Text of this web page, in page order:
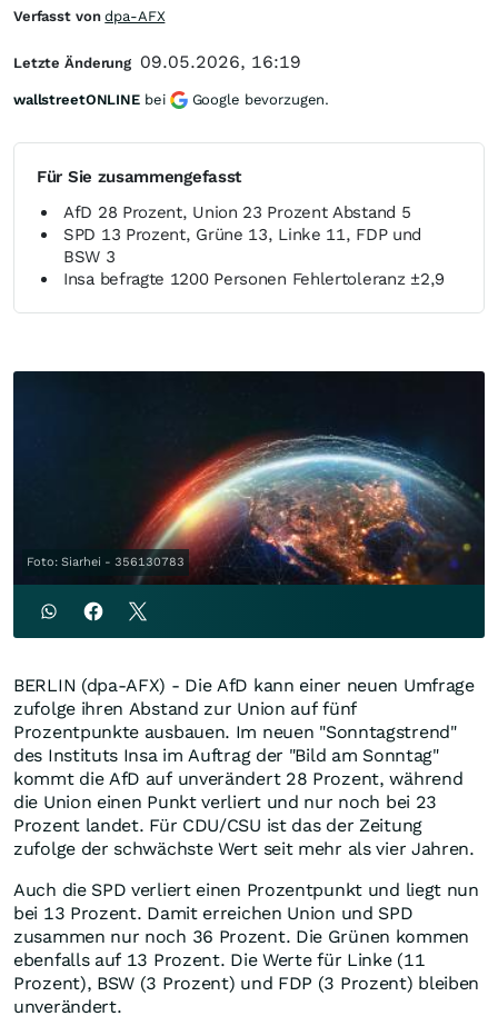
Für Sie zusammengefasst
AfD 28 Prozent, Union 23 Prozent Abstand 5
SPD 13 Prozent, Grüne 13, Linke 11, FDP und
BSW 3
Insa befragte 1200 Personen Fehlertoleranz ±2,9
Foto: Siarhei - 356130783
BERLIN (dpa-AFX) - Die AfD kann einer neuen Umfrage
zufolge ihren Abstand zur Union auf fünf
Prozentpunkte ausbauen. Im neuen "Sonntagstrend"
des Instituts Insa im Auftrag der "Bild am Sonntag"
kommt die AfD auf unverändert 28 Prozent, während
die Union einen Punkt verliert und nur noch bei 23
Prozent landet. Für CDU/CSU ist das der Zeitung
zufolge der schwächste Wert seit mehr als vier Jahren.
Auch die SPD verliert einen Prozentpunkt und liegt nun
bei 13 Prozent. Damit erreichen Union und SPD
zusammen nur noch 36 Prozent. Die Grünen kommen
ebenfalls auf 13 Prozent. Die Werte für Linke (11
Prozent), BSW (3 Prozent) und FDP (3 Prozent) bleiben
unverändert.
Verfasst vondpa-AFX
Letzte Änderung 09.05.2026, 16:19
wallstreetONLINE bei Google bevorzugen.